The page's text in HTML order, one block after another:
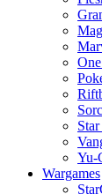
Yu-
Wargames